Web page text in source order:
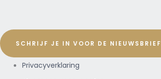
SCHRIJF JE IN VOOR DE NIEUWSBRIEF
Privacyverklaring